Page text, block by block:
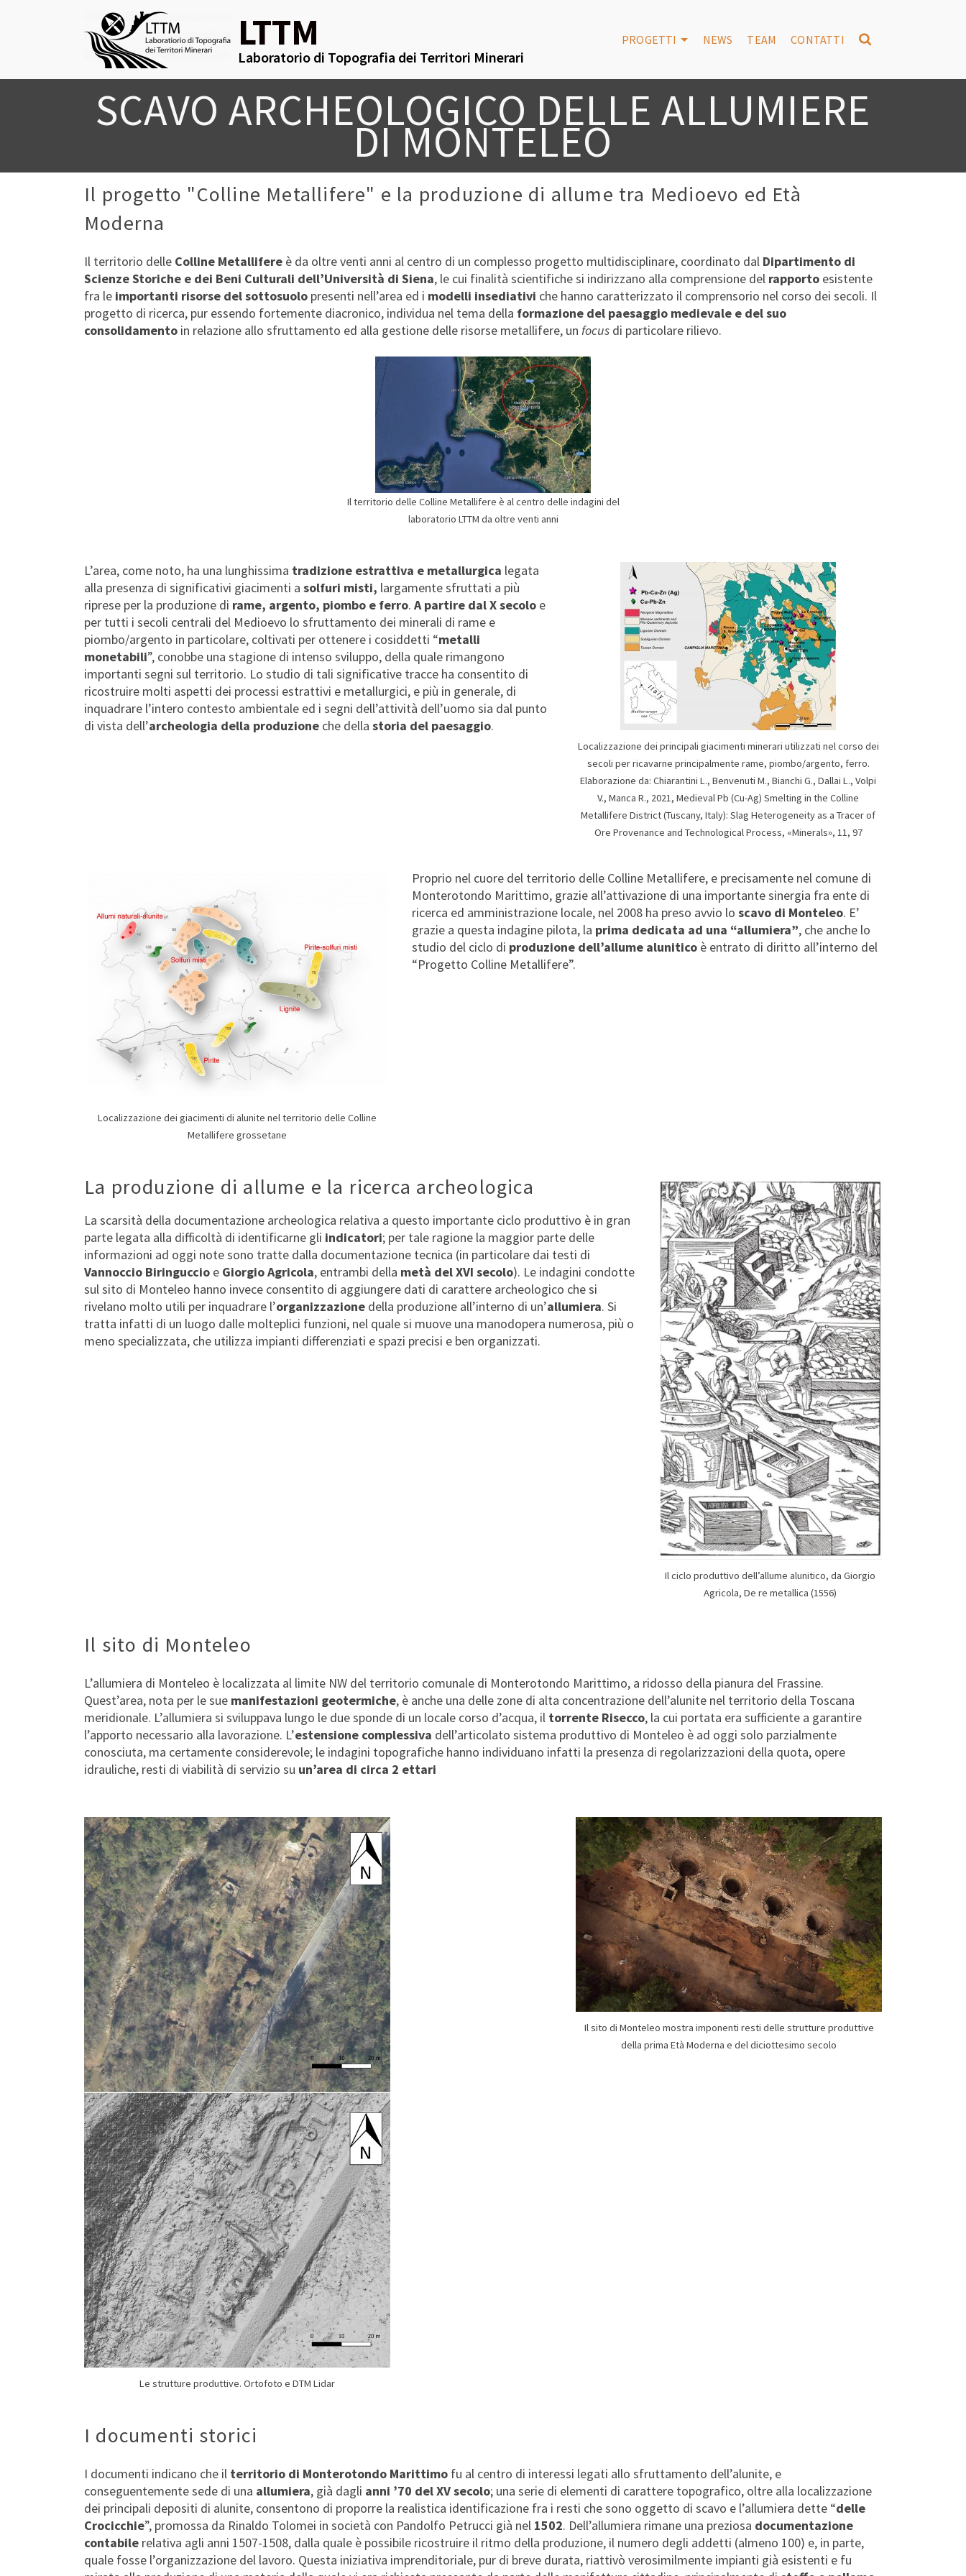
LTTM
Laboratorio di Topografia dei Territori Minerari
PROGETTI NEWS TEAM CONTATTI
SCAVO ARCHEOLOGICO DELLE ALLUMIERE
DI MONTELEO
Il progetto "Colline Metallifere" e la produzione di allume tra Medioevo ed Età
Moderna
Il territorio delle Colline Metallifere è da oltre venti anni al centro di un complesso progetto multidisciplinare, coordinato dal Dipartimento di
Scienze Storiche e dei Beni Culturali dell’Università di Siena, le cui finalità scientifiche si indirizzano alla comprensione del rapporto esistente
fra le importanti risorse del sottosuolo presenti nell’area ed i modelli insediativi che hanno caratterizzato il comprensorio nel corso dei secoli. Il
progetto di ricerca, pur essendo fortemente diacronico, individua nel tema della formazione del paesaggio medievale e del suo
consolidamento in relazione allo sfruttamento ed alla gestione delle risorse metallifere, un focus di particolare rilievo.
Il territorio delle Colline Metallifere è al centro delle indagini del
laboratorio LTTM da oltre venti anni
L’area, come noto, ha una lunghissima tradizione estrattiva e metallurgica legata
alla presenza di significativi giacimenti a solfuri misti, largamente sfruttati a più
riprese per la produzione di rame, argento, piombo e ferro. A partire dal X secolo e
per tutti i secoli centrali del Medioevo lo sfruttamento dei minerali di rame e
piombo/argento in particolare, coltivati per ottenere i cosiddetti “metalli
monetabili”, conobbe una stagione di intenso sviluppo, della quale rimangono
importanti segni sul territorio. Lo studio di tali significative tracce ha consentito di
ricostruire molti aspetti dei processi estrattivi e metallurgici, e più in generale, di
inquadrare l’intero contesto ambientale ed i segni dell’attività dell’uomo sia dal punto
di vista dell’archeologia della produzione che della storia del paesaggio.
Localizzazione dei principali giacimenti minerari utilizzati nel corso dei
secoli per ricavarne principalmente rame, piombo/argento, ferro.
Elaborazione da: Chiarantini L., Benvenuti M., Bianchi G., Dallai L., Volpi
V., Manca R., 2021, Medieval Pb (Cu-Ag) Smelting in the Colline
Metallifere District (Tuscany, Italy): Slag Heterogeneity as a Tracer of
Ore Provenance and Technological Process, «Minerals», 11, 97
Localizzazione dei giacimenti di alunite nel territorio delle Colline
Metallifere grossetane
Proprio nel cuore del territorio delle Colline Metallifere, e precisamente nel comune di
Monterotondo Marittimo, grazie all’attivazione di una importante sinergia fra ente di
ricerca ed amministrazione locale, nel 2008 ha preso avvio lo scavo di Monteleo. E’
grazie a questa indagine pilota, la prima dedicata ad una “allumiera”, che anche lo
studio del ciclo di produzione dell’allume alunitico è entrato di diritto all’interno del
“Progetto Colline Metallifere”.
La produzione di allume e la ricerca archeologica
La scarsità della documentazione archeologica relativa a questo importante ciclo produttivo è in gran
parte legata alla difficoltà di identificarne gli indicatori; per tale ragione la maggior parte delle
informazioni ad oggi note sono tratte dalla documentazione tecnica (in particolare dai testi di
Vannoccio Biringuccio e Giorgio Agricola, entrambi della metà del XVI secolo). Le indagini condotte
sul sito di Monteleo hanno invece consentito di aggiungere dati di carattere archeologico che si
rivelano molto utili per inquadrare l’organizzazione della produzione all’interno di un’allumiera. Si
tratta infatti di un luogo dalle molteplici funzioni, nel quale si muove una manodopera numerosa, più o
meno specializzata, che utilizza impianti differenziati e spazi precisi e ben organizzati.
Il ciclo produttivo dell’allume alunitico, da Giorgio
Agricola, De re metallica (1556)
Il sito di Monteleo
L’allumiera di Monteleo è localizzata al limite NW del territorio comunale di Monterotondo Marittimo, a ridosso della pianura del Frassine.
Quest’area, nota per le sue manifestazioni geotermiche, è anche una delle zone di alta concentrazione dell’alunite nel territorio della Toscana
meridionale. L’allumiera si sviluppava lungo le due sponde di un locale corso d’acqua, il torrente Risecco, la cui portata era sufficiente a garantire
l’apporto necessario alla lavorazione. L’estensione complessiva dell’articolato sistema produttivo di Monteleo è ad oggi solo parzialmente
conosciuta, ma certamente considerevole; le indagini topografiche hanno individuano infatti la presenza di regolarizzazioni della quota, opere
idrauliche, resti di viabilità di servizio su un’area di circa 2 ettari
Le strutture produttive. Ortofoto e DTM Lidar
Il sito di Monteleo mostra imponenti resti delle strutture produttive
della prima Età Moderna e del diciottesimo secolo
I documenti storici
I documenti indicano che il territorio di Monterotondo Marittimo fu al centro di interessi legati allo sfruttamento dell’alunite, e
conseguentemente sede di una allumiera, già dagli anni ’70 del XV secolo; una serie di elementi di carattere topografico, oltre alla localizzazione
dei principali depositi di alunite, consentono di proporre la realistica identificazione fra i resti che sono oggetto di scavo e l’allumiera dette “delle
Crocicchie”, promossa da Rinaldo Tolomei in società con Pandolfo Petrucci già nel 1502. Dell’allumiera rimane una preziosa documentazione
contabile relativa agli anni 1507-1508, dalla quale è possibile ricostruire il ritmo della produzione, il numero degli addetti (almeno 100) e, in parte,
quale fosse l’organizzazione del lavoro. Questa iniziativa imprenditoriale, pur di breve durata, riattivò verosimilmente impianti già esistenti e fu